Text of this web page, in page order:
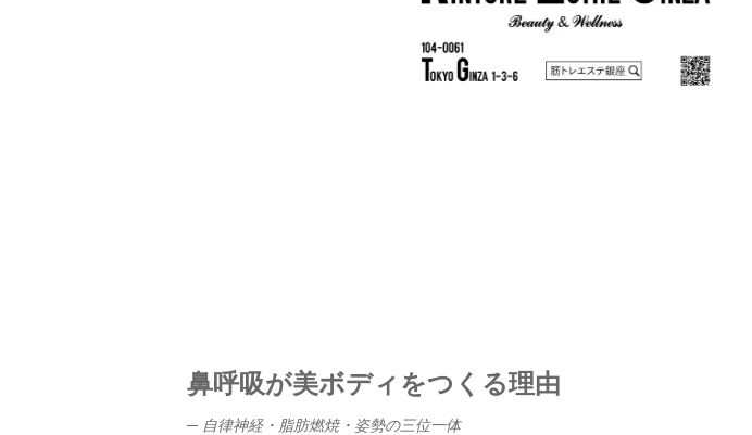
鼻呼吸が美ボディをつくる理由
─ 自律神経・脂肪燃焼・姿勢の三位一体